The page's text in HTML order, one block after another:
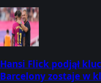
Hansi Flick podjął
Barcelony zostaje w